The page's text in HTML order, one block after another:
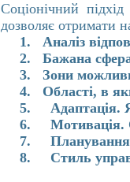
Соціонічний
дозволяє отримати
1.
Аналіз
2.
Бажана сфера
3.
Зони
4.
Області, в
5.
Адаптація.
6.
Мотивація.
7.
Планування
8.
Стиль